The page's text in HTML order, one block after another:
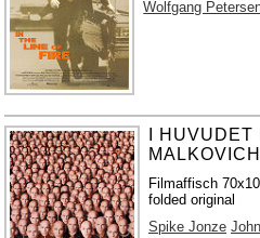
Wolfgang
I HUVUDET
Filmaffisch
folded original
Spike Jonze